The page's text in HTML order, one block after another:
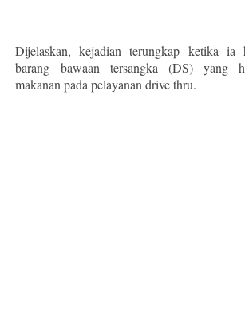
Dijelaskan, kejadian terungkap ketika ia
barang bawaan tersangka (DS) yang
makanan pada pelayanan drive thru.